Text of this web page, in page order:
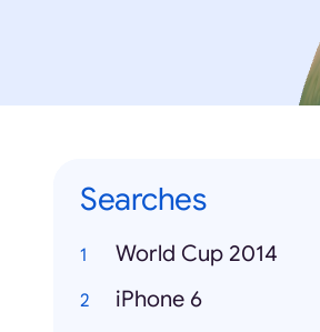
Searches
World Cup 2014
iPhone 6